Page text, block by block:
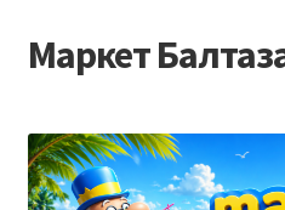
Skip
to
Skip
to
Маркет
Checkout